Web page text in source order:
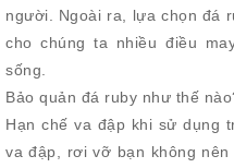
người. Ngoài ra, lựa chọn đá
cho chúng ta nhiều điều
sống.
Bảo quản đá ruby như thế
Hạn chế va đập khi sử dụng
va đập, rơi vỡ bạn không